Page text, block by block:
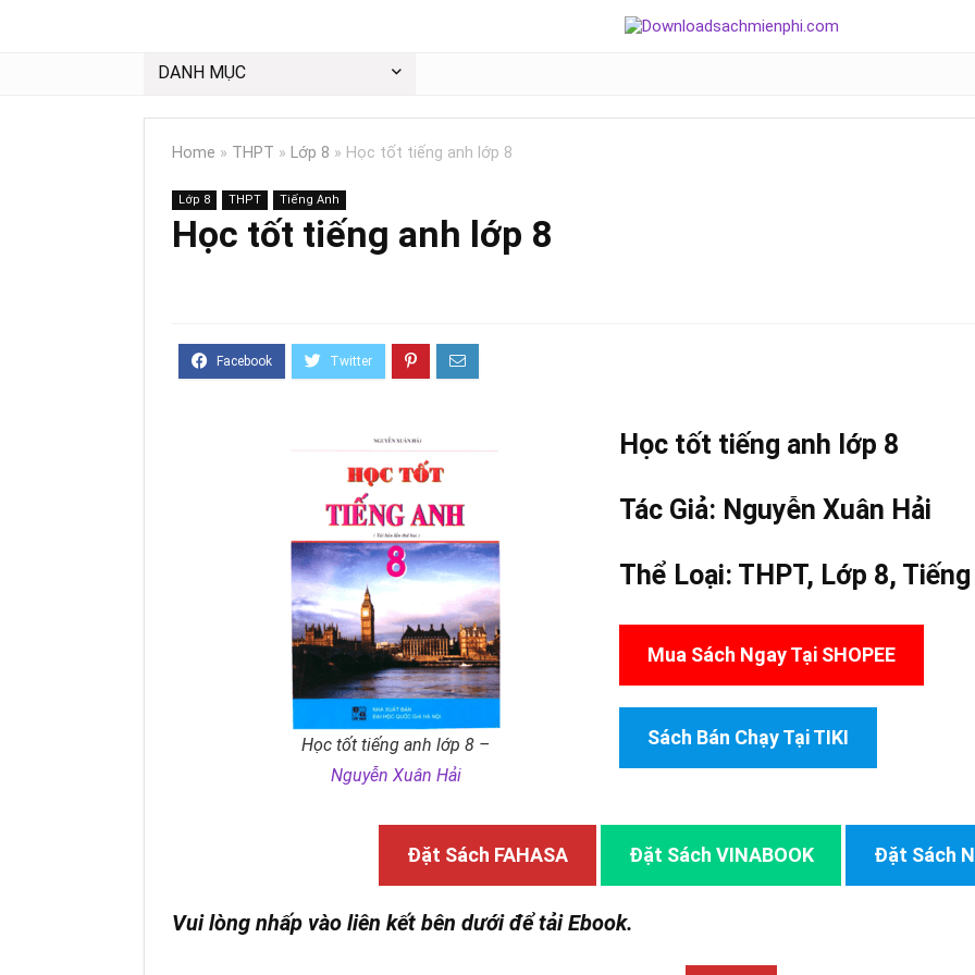
DANH MỤC
Home » THPT » Lớp 8 » Học tốt tiếng anh lớp 8
Lớp 8 THPT Tiếng Anh
Học tốt tiếng anh lớp 8
Học tốt tiếng anh lớp 8 –
Nguyễn Xuân Hải
Học tốt tiếng anh lớp 8
Tác Giả: Nguyễn Xuân Hải
Thể Loại: THPT, Lớp 8,
Mua Sách Ngay Tại SHOPEE
Sách Bán Chạy Tại TIKI
Đặt Sách FAHASA Đặt Sách VINABOOK Đặt Sách
Vui lòng nhấp vào liên kết bên dưới để tải Ebook.